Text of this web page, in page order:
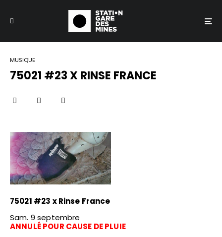
MUSIQUE
75021 #23 X RINSE FRANCE
75021 #23 x Rinse France
Sam. 9 septembre
ANNULÉ POUR CAUSE DE PLUIE